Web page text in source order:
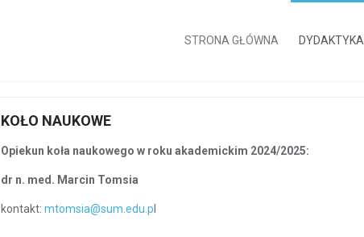
STRONA GŁÓWNA DYDAKTYKA
KOŁO NAUKOWE
Opiekun koła naukowego w roku akademickim 2024/2025:
dr n. med. Marcin Tomsia
kontakt: mtomsia@sum.edu.p